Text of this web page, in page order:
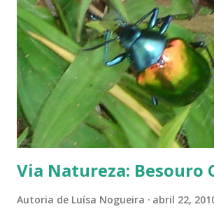
índices inferiores a 15%. Por isto tantas
maio e setembro, período de estiagem. Um toco
brasas que ficaram de um pique-nique pode ser
fogaréu. Há também os casos em que o fogo...
Via Natureza: Besouro
Autoria de Luísa Nogueira abril 22,